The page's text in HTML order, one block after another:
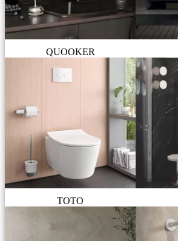
QUOOKER
TOTO